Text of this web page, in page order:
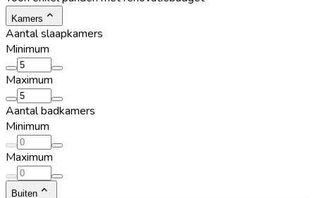
Kamers
Aantal slaapkamers
Minimum
Maximum
Aantal badkamers
Minimum
Maximum
Buiten